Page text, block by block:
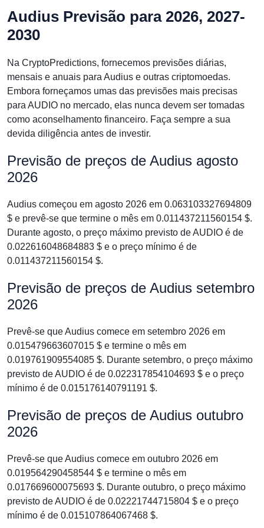
Audius Previsão para 2026, 2027-
2030
Na CryptoPredictions, fornecemos previsões diárias,
mensais e anuais para Audius e outras criptomoedas.
Embora forneçamos umas das previsões mais precisas
para AUDIO no mercado, elas nunca devem ser tomadas
como aconselhamento financeiro. Faça sempre a sua
devida diligência antes de investir.
Previsão de preços de Audius agosto
2026
Audius começou em agosto 2026 em 0.063103327694809
$ e prevê-se que termine o mês em 0.011437211560154 $.
Durante agosto, o preço máximo previsto de AUDIO é de
0.022616048684883 $ e o preço mínimo é de
0.011437211560154 $.
Previsão de preços de Audius setembro
2026
Prevê-se que Audius comece em setembro 2026 em
0.015479663607015 $ e termine o mês em
0.019761909554085 $. Durante setembro, o preço máximo
previsto de AUDIO é de 0.022317854104693 $ e o preço
mínimo é de 0.015176140791191 $.
Previsão de preços de Audius outubro
2026
Prevê-se que Audius comece em outubro 2026 em
0.019564290458544 $ e termine o mês em
0.017669600075693 $. Durante outubro, o preço máximo
previsto de AUDIO é de 0.02221744715804 $ e o preço
mínimo é de 0.015107864067468 $.